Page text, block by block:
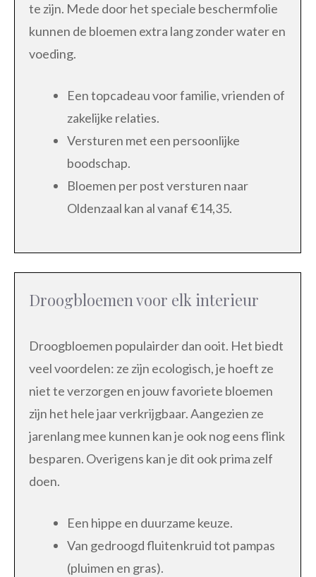
te zijn. Mede door het speciale beschermfolie
kunnen de bloemen extra lang zonder water en
voeding.
Een topcadeau voor familie, vrienden of
zakelijke relaties.
Versturen met een persoonlijke
boodschap.
Bloemen per post versturen naar
Oldenzaal kan al vanaf €14,35.
Droogbloemen voor elk interieur
Droogbloemen populairder dan ooit. Het biedt
veel voordelen: ze zijn ecologisch, je hoeft ze
niet te verzorgen en jouw favoriete bloemen
zijn het hele jaar verkrijgbaar. Aangezien ze
jarenlang mee kunnen kan je ook nog eens flink
besparen. Overigens kan je dit ook prima zelf
doen.
Een hippe en duurzame keuze.
Van gedroogd fluitenkruid tot pampas
(pluimen en gras).